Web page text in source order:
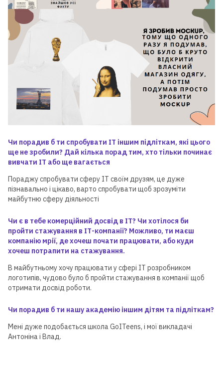
Чи порадив б ти спробувати ІТ іншим підліткам, які цього
ще не зробили? Дай кілька порад тим, хто тільки починає
вивчати ІТ або ще вагається
Пораджу спробувати сферу IT своїм друзям, це дуже
пізнавально і цікаво, варто спробувати щоб зрозуміти
майбутню сферу діяльності
Чи є в тебе комерційний досвід в ІТ? Чи хотілося би
пройти стажування в ІТ-компанії? Можливо, ти маєш
компанію мрії, де хочеш почати працювати, або куди
хочеш потрапити на стажування.
В майбутньому хочу працювати у сфері IT розробником
логотипів, чудово було б пройти стажування в компанії щоб
отримати досвід роботи.
Чи порадив б ти нашу академію іншим дітям та підліткам?
Мені дуже подобається школа GoITeens, і мої викладачі
Антоніна і Влад.
Для дітей від 8 до 13 років
ЛІТНЯ МАЙСТЕРНЯ GOITEENS
ЗАМІСТЬ ЛІТА В ТЕЛЕФОНІ
— 8+ ГОТОВИХ РОБІТ ЗА 4
ТИЖНІ
Детальніше